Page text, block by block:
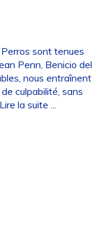
sont tenues
Penn, Benicio del
nous entraînent
culpabilité, sans
la suite ...